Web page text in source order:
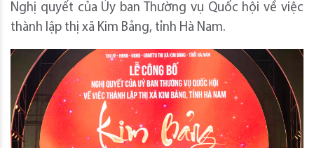
Nghị quyết của Ủy ban Thường vụ Quốc hội về việc
thành lập thị xã Kim Bảng, tỉnh Hà Nam.